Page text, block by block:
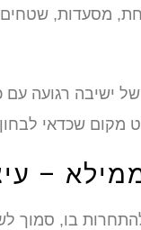
מסעדות,
ישיבה רגועה
מקום שכדאי
–
בו, סמוך